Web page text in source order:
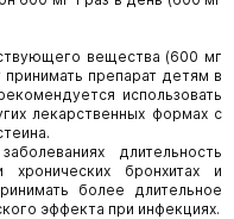
вещества (600 мг
препарат детям в
использовать
лекарственных формах с
длительность
бронхитах и
более длительное
эффекта при инфекциях.